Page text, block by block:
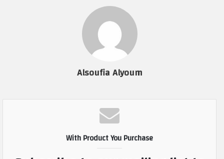
Alsoufia Alyoum
With Product You Purchase